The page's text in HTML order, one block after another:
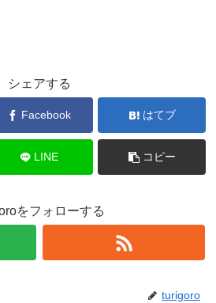
シェアする
Facebook はてブ
LINE コピー
をフォローする
turigoro